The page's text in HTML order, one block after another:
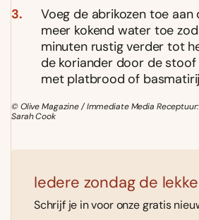
Voeg de abrikozen toe
meer kokend water toe
minuten rustig verder tot
de koriander door de
met platbrood of
© Olive Magazine / Immediate Media
Sarah Cook
Iedere zondag de
Schrijf je in voor onze gratis